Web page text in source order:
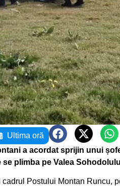
Ultima oră
a acordat sprijin unui
plimba pe Valea
Postului Montan Runcu,